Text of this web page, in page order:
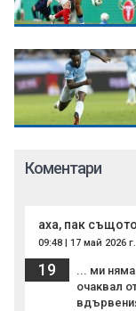
Коментари
аха, пак
09:48 | 17 май 2026 г.
19
... ми
очаквал